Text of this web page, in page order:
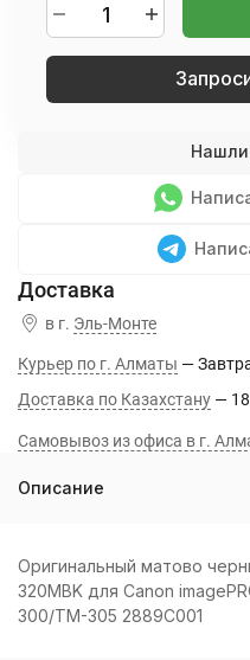
в г. Эль-Монте
Курьер по г. Алматы
Доставка по Казахстану
Самовывоз из офиса в г.
Описание
Оригинальный матово
320MBK для Canon
300/TM-305 2889C001